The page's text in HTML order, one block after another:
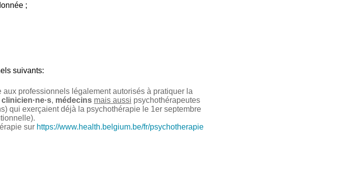
;
suivants:
aux professionnels légalement autorisés à pratiquer la
, médecins mais aussi psychothérapeutes
qui exerçaient déjà la psychothérapie le 1er septembre
sur https://www.health.belgium.be/fr/psychotherapie